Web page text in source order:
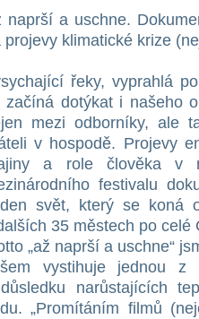
naprší a uschne.
projevy klimatické krize
řeky, vyprahlá
začíná dotýkat i našeho
mezi odborníky, ale
v hospodě. Projevy
a role člověka v
festivalu
svět, který se koná
35 městech po celé
„až naprší a uschne“
vystihuje jednou z
narůstajících
„Promítáním filmů